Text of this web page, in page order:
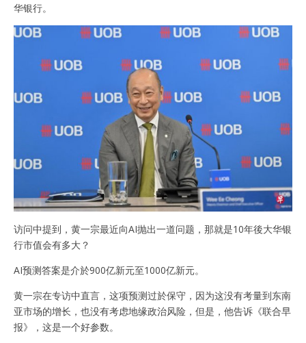
华银行。
访问中提到，黄一宗最近向AI抛出一道问题，那就是10年後大华银
行市值会有多大？
AI预测答案是介於900亿新元至1000亿新元。
黄一宗在专访中直言，这项预测过於保守，因为这没有考量到东南
亚市场的增长，也没有考虑地缘政治风险，但是，他告诉《联合早
报》，这是一个好参数。